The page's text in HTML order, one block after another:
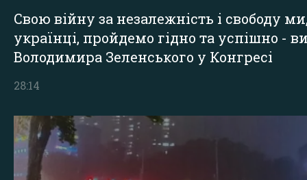
Свою війну за незалежність і свободу
українці, пройдемо гідно та успішно -
Володимира Зеленського у Конгресі
28:14